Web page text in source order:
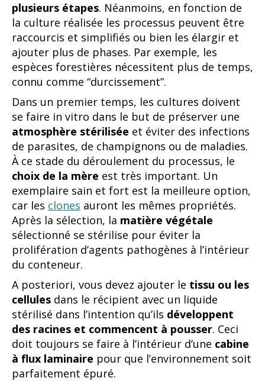
plusieurs étapes. Néanmoins, en fonction de
la culture réalisée les processus peuvent être
raccourcis et simplifiés ou bien les élargir et
ajouter plus de phases. Par exemple, les
espèces forestières nécessitent plus de temps,
connu comme “durcissement”.
Dans un premier temps, les cultures doivent
se faire in vitro dans le but de préserver une
atmosphère stérilisée et éviter des infections
de parasites, de champignons ou de maladies.
À ce stade du déroulement du processus, le
choix de la mère est très important. Un
exemplaire sain et fort est la meilleure option,
car les clones auront les mêmes propriétés.
Après la sélection, la matière végétale
sélectionné se stérilise pour éviter la
prolifération d’agents pathogènes à l’intérieur
du conteneur.
A posteriori, vous devez ajouter le tissu ou les
cellules dans le récipient avec un liquide
stérilisé dans l’intention qu’ils développent
des racines et commencent à pousser. Ceci
doit toujours se faire à l’intérieur d’une cabine
à flux laminaire pour que l’environnement soit
parfaitement épuré.